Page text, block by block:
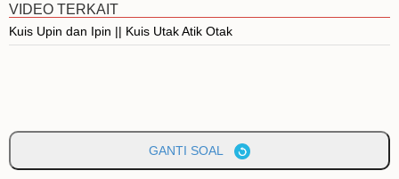
VIDEO TERKAIT
Kuis Upin dan Ipin || Kuis Utak Atik Otak
GANTI SOAL